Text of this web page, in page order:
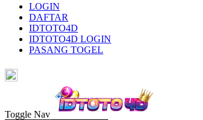
LOGIN
DAFTAR
IDTOTO4D
IDTOTO4D LOGIN
PASANG TOGEL
Toggle Nav